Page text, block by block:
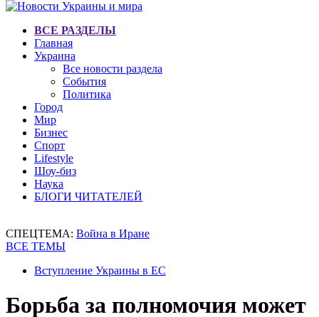
ВСЕ РАЗДЕЛЫ
Главная
Украина
Все новости раздела
События
Политика
Город
Мир
Бизнес
Спорт
Lifestyle
Шоу-биз
Наука
БЛОГИ ЧИТАТЕЛЕЙ
СПЕЦТЕМА: Война в Иране
ВСЕ ТЕМЫ
Вступление Украины в ЕС
Борьба за полномочия может